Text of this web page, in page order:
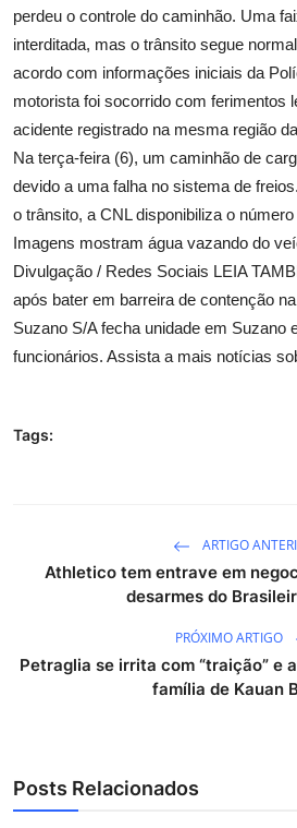
perdeu o controle do caminhão. Uma
interditada, mas o trânsito segue
acordo com informações iniciais da
motorista foi socorrido com ferimentos
acidente registrado na mesma região
Na terça-feira (6), um caminhão de
devido a uma falha no sistema de
o trânsito, a CNL disponibiliza o
Imagens mostram água vazando do
Divulgação / Redes Sociais LEIA
após bater em barreira de contenção
Suzano S/A fecha unidade em Suzano
funcionários. Assista a mais notícias
Tags:
ARTIGO
Athletico tem entrave em
desarmes do
PRÓXIMO ARTIGO
Petraglia se irrita com “traição” e
família de Kauan
Posts Relacionados